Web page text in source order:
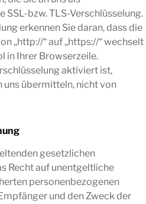
SSL-bzw. TLS-Verschlüsselung.
erkennen Sie daran, dass die
„http://“ auf „https://“ wechselt
in Ihrer Browserzeile.
aktiviert ist,
uns übermitteln, nicht von
gesetzlichen
Recht auf unentgeltliche
personenbezogenen
und den Zweck der